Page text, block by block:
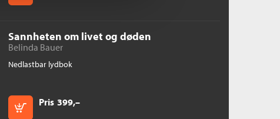
Sannheten om livet og døden
Belinda Bauer
Nedlastbar lydbok
Pris 399,–
Kjøp